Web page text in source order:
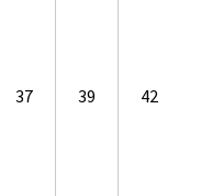
37 39 42